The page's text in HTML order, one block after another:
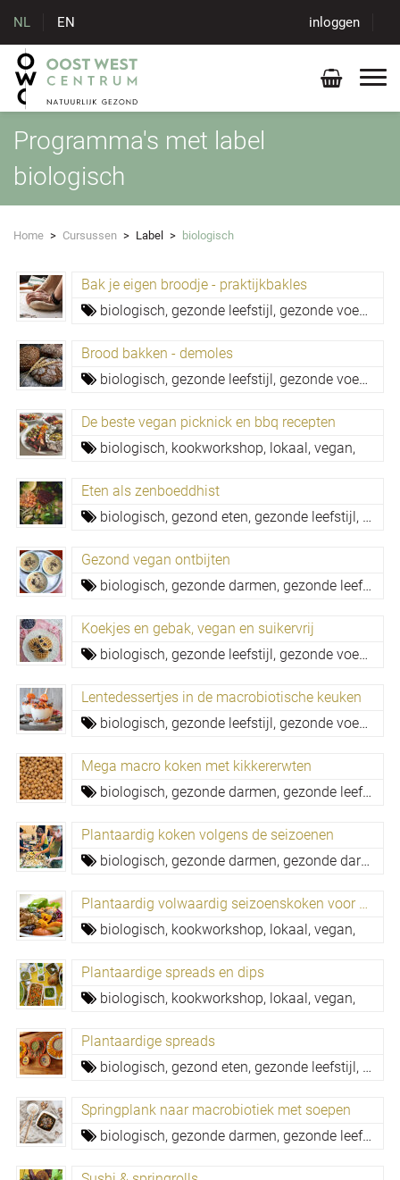
NL EN inloggen
Programma's met label
biologisch
Home > Cursussen > Label > biologisch
Bak je eigen broodje - praktijkbakles
biologisch, gezonde leefstijl, gezonde voeding,
Brood bakken - demoles
biologisch, gezonde leefstijl, gezonde voeding,
De beste vegan picknick en bbq recepten
biologisch, kookworkshop, lokaal, vegan,
Eten als zenboeddhist
biologisch, gezond eten, gezonde leefstijl,
Gezond vegan ontbijten
biologisch, gezonde darmen, gezonde leefstijl,
Koekjes en gebak, vegan en suikervrij
biologisch, gezonde leefstijl, gezonde voeding,
Lentedessertjes in de macrobiotische keuken
biologisch, gezonde leefstijl, gezonde voeding,
Mega macro koken met kikkererwten
biologisch, gezonde darmen, gezonde leefstijl,
Plantaardig koken volgens de seizoenen
biologisch, gezonde darmen, gezonde darmflora,
Plantaardig volwaardig seizoenskoken voor groepen
biologisch, kookworkshop, lokaal, vegan,
Plantaardige spreads en dips
biologisch, kookworkshop, lokaal, vegan,
Plantaardige spreads
biologisch, gezond eten, gezonde leefstijl,
Springplank naar macrobiotiek met soepen
biologisch, gezonde darmen, gezonde leefstijl,